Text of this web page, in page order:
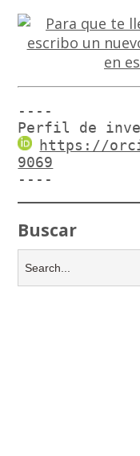
----
Perfil de
https://
9069
----
Buscar